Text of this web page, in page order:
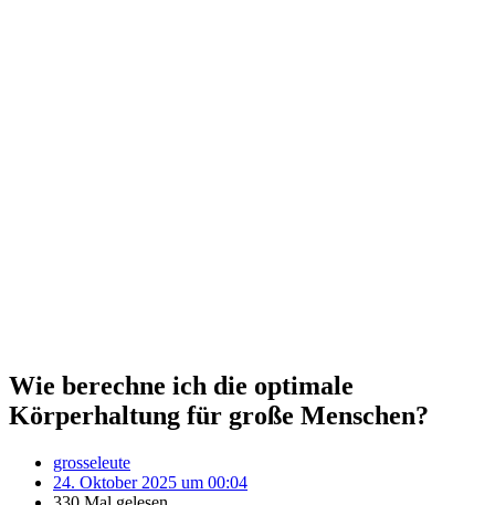
Wie berechne ich die optimale
Körperhaltung für große Menschen?
grosseleute
24. Oktober 2025 um 00:04